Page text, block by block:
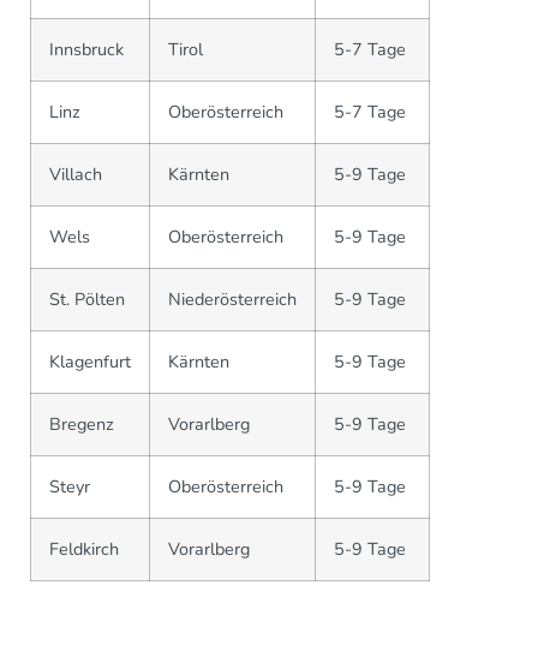
Innsbruck Tirol 5-7 Tage
Linz Oberösterreich 5-7 Tage
Villach Kärnten 5-9 Tage
Wels Oberösterreich 5-9 Tage
St. Pölten Niederösterreich 5-9 Tage
Klagenfurt Kärnten 5-9 Tage
Bregenz Vorarlberg 5-9 Tage
Steyr Oberösterreich 5-9 Tage
Feldkirch Vorarlberg 5-9 Tage